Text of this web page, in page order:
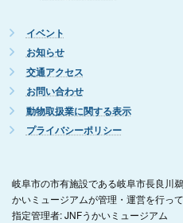
イベント
お知らせ
交通アクセス
お問い合わせ
動物取扱業に関する表示
プライバシーポリシー
岐阜市の市有施設である岐阜市長良川
かいミュージアムが管理・運営を行って
指定管理者: JNFうかいミュージアム